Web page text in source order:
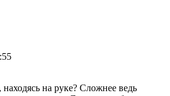
на руке? Сложнее ведь